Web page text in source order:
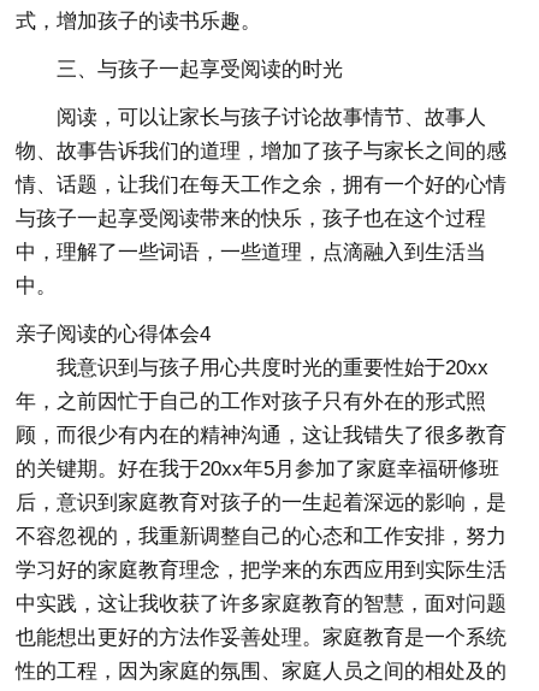
式，增加孩子的读书乐趣。
三、与孩子一起享受阅读的时光
阅读，可以让家长与孩子讨论故事情节、故事人
物、故事告诉我们的道理，增加了孩子与家长之间的感
情、话题，让我们在每天工作之余，拥有一个好的心情
与孩子一起享受阅读带来的快乐，孩子也在这个过程
中，理解了一些词语，一些道理，点滴融入到生活当
中。
亲子阅读的心得体会4
我意识到与孩子用心共度时光的重要性始于20xx
年，之前因忙于自己的工作对孩子只有外在的形式照
顾，而很少有内在的精神沟通，这让我错失了很多教育
的关键期。好在我于20xx年5月参加了家庭幸福研修班
后，意识到家庭教育对孩子的一生起着深远的影响，是
不容忽视的，我重新调整自己的心态和工作安排，努力
学习好的家庭教育理念，把学来的东西应用到实际生活
中实践，这让我收获了许多家庭教育的智慧，面对问题
也能想出更好的方法作妥善处理。家庭教育是一个系统
性的工程，因为家庭的氛围、家庭人员之间的相处及的